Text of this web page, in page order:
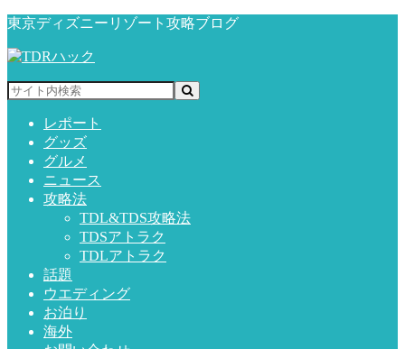
東京ディズニーリゾート攻略ブログ
レポート
グッズ
グルメ
ニュース
攻略法
TDL&TDS攻略法
TDSアトラク
TDLアトラク
話題
ウエディング
お泊り
海外